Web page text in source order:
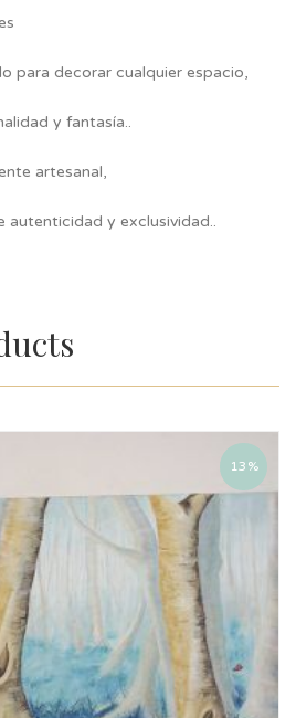
para decorar cualquier espacio,
y fantasía..
artesanal,
autenticidad y exclusividad..
13%